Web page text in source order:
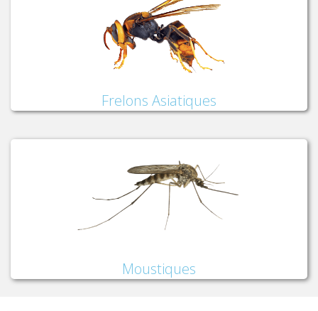
Frelons Asiatiques
Moustiques